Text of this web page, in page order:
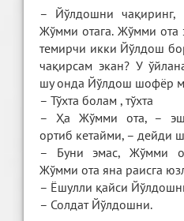
– Йўлдошни
Жўмми отага. Жўмми ота
темирчи икки Йўлдош
чақирсам экан? У
шу онда Йўлдош шофёр
– Тўхта болам , тўхта
– Ҳа Жўмми ота, –
ортиб кетайми, – дейди
– Буни эмас, Жўмми
Жўмми ота яна раисга
– Ёшулли қайси
– Солдат Йўлдошни.